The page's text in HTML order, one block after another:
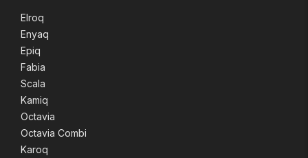
Elroq
Enyaq
Epiq
Fabia
Scala
Kamiq
Octavia
Octavia Combi
Karoq